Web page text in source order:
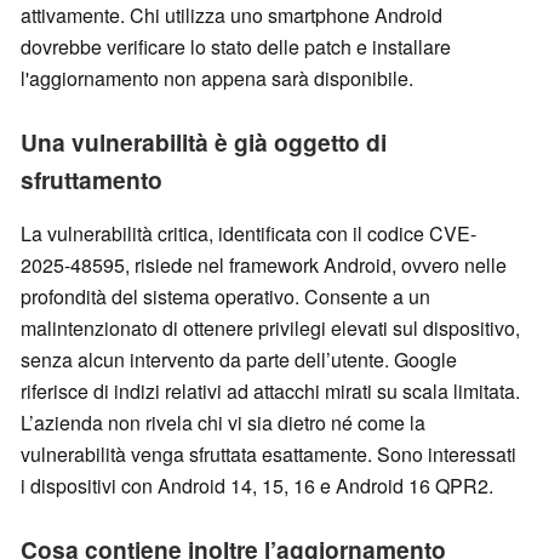
attivamente. Chi utilizza uno smartphone Android
dovrebbe verificare lo stato delle patch e installare
l'aggiornamento non appena sarà disponibile.
Una vulnerabilità è già oggetto di
sfruttamento
La vulnerabilità critica, identificata con il codice CVE-
2025-48595, risiede nel framework Android, ovvero nelle
profondità del sistema operativo. Consente a un
malintenzionato di ottenere privilegi elevati sul dispositivo,
senza alcun intervento da parte dell’utente. Google
riferisce di indizi relativi ad attacchi mirati su scala limitata.
L’azienda non rivela chi vi sia dietro né come la
vulnerabilità venga sfruttata esattamente. Sono interessati
i dispositivi con Android 14, 15, 16 e Android 16 QPR2.
Cosa contiene inoltre l’aggiornamento